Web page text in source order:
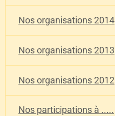
Nos organisations 2014
Nos organisations 2013
Nos organisations 2012
Nos participations à .....